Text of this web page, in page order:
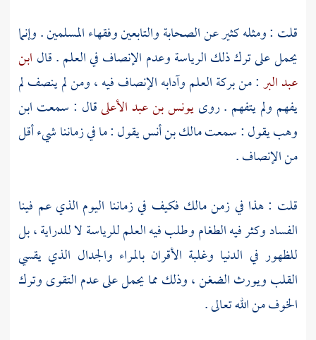
قلت : ومثله كثير عن الصحابة والتابعين وفقهاء المسلمين . وإنما
يحمل على ترك ذلك الرياسة وعدم الإنصاف في العلم . قال ابن
عبد البر: من بركة العلم وآدابه الإنصاف فيه ، ومن لم ينصف لم
يفهم ولم يتفهم . روىيونس بن عبد الأعلىقال : سمعت ابن
وهبيقول : سمعتمالك بن أنسيقول : ما في زماننا شيء أقل
من الإنصاف .
قلت : هذا في زمن مالك فكيف في زماننا اليوم الذي عم فينا
الفساد وكثر فيه الطغام وطلب فيه العلم للرياسة لا للدراية ، بل
للظهور في الدنيا وغلبة الأقران بالمراء والجدال الذي يقسي
القلب ويورث الضغن ، وذلك مما يحمل على عدم التقوى وترك
الخوف من الله تعالى .